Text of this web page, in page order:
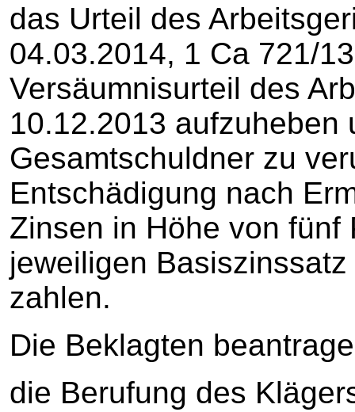
das Urteil des
04.03.2014, 1 Ca 721/
Versäumnisurteil des
10.12.2013 aufzuheben
Gesamtschuldner zu
Entschädigung nach
Zinsen in Höhe von fünf
jeweiligen
zahlen.
Die Beklagten
die Berufung des